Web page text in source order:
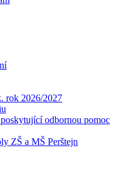
rok 2026/2027
odbornou pomoc
ZŠ a MŠ Perštejn